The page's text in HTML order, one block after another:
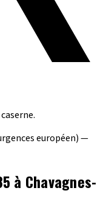
européen) —
à Chavagnes-